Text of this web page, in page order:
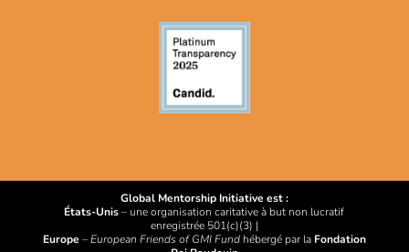
Global Mentorship Initiative est :
États-Unis– une organisation caritative à but non lucratif
enregistrée 501(c)(3) |
Europe –European Friends of GMI Fundhébergé par la Fondation